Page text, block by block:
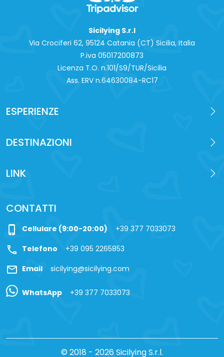
Sicilying S.r.l
Via Crociferi 62, 95124 Catania (CT) Sicilia, Italia
P.iva 0‍5017200873
Licenza T.O. n.101/S9/TUR/Sicilia
Ass. ERV n.64630084-RC17
ESPERIENZE
DESTINAZIONI
LINK
CONTATTI
phone_iphone Cellulare (9:00-20:00) +39 377 7033073
call Telefono +39 095 2265853
mail Email sicilying@sicilying.com
WhatsApp +39 377 7033073
© 2018 - 2026 Sicilying S.r.l.